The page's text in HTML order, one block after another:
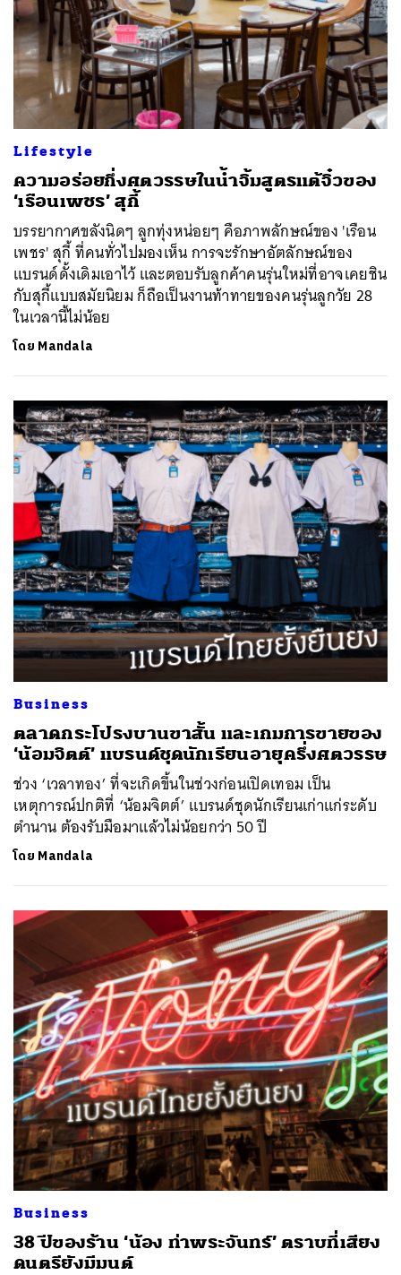
Lifestyle
ความอร่อยกึ่งศตวรรษในน้ำจิ้มสูตรแต้จิ๋วของ
‘เรือนเพชร’ สุกี้
บรรยากาศขลังนิดๆ ลูกทุ่งหน่อยๆ คือภาพลักษณ์ของ 'เรือน
เพชร' สุกี้ ที่คนทั่วไปมองเห็น การจะรักษาอัตลักษณ์ของ
แบรนด์ดั้งเดิมเอาไว้ และตอบรับลูกค้าคนรุ่นใหม่ที่อาจเคยชิน
กับสุกี้แบบสมัยนิยม ก็ถือเป็นงานท้าทายของคนรุ่นลูกวัย 28
ในเวลานี้ไม่น้อย
โดย Mandala
Business
ตลาดกระโปรงบานขาสั้น และเกมการขายของ
‘น้อมจิตต์’ แบรนด์ชุดนักเรียนอายุครึ่งศตวรรษ
ช่วง ‘เวลาทอง’ ที่จะเกิดขึ้นในช่วงก่อนเปิดเทอม เป็น
เหตุการณ์ปกติที่ ‘น้อมจิตต์’ แบรนด์ชุดนักเรียนเก่าแก่ระดับ
ตำนาน ต้องรับมือมาแล้วไม่น้อยกว่า 50 ปี
โดย Mandala
Business
38 ปีของร้าน ‘น้อง ท่าพระจันทร์’ ตราบที่เสียง
ดนตรียังมีมนต์
ค้นหา
SHARE TWEET LINE EMAIL